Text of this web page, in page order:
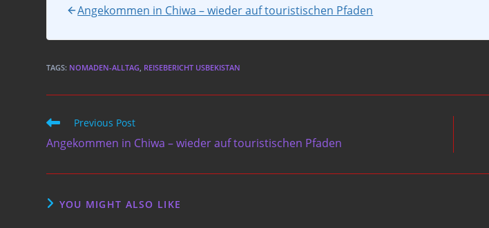
Angekommen in Chiwa – wieder auf touristischen Pfaden
TAGS: NOMADEN-ALLTAG, REISEBERICHT USBEKISTAN
Read
articles
Previous Post
Angekommen in Chiwa – wieder auf touristischen Pfaden
YOU MIGHT ALSO LIKE